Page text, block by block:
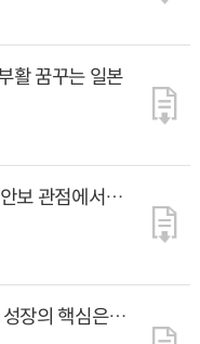
활 꿈꾸는 일본
보 관점에서
장의 핵심은